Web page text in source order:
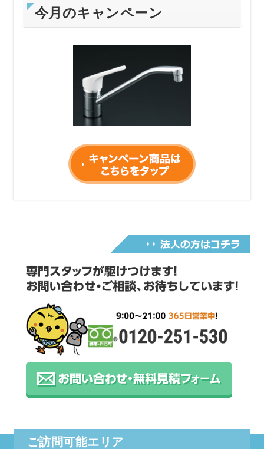
修理やつまり抜き業者の比較は水道屋さんランキ
電話受付時間変更のご案内
令和5年6月1日~AM9：00～PM9：00迄になりま
何卒ご理解の程お願い申し上げます。
コロナウィルスに伴い当面の間、営業時間を
コロナウィルス感染拡大
及び愛知県緊急事態宣言に伴い
令和2年4月29日より営業時間をAM9:00～PM6:00
とさせていただきます。
何卒ご理解の程お願い申し上げます。
お支払い方法にpaypayが使用できるようになりま
した。
今月のキャンペーン
ご訪問可能エリア